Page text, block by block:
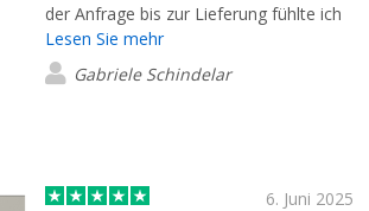
der Anfrage bis zur Lieferung fühlte ich
mich sehr gut aufgehoben!
Lesen Sie mehr
Gabriele Schindelar
6. Juni 2025